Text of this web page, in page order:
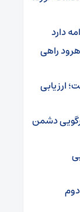
راهی
ارزیابی
دشمن
دوم